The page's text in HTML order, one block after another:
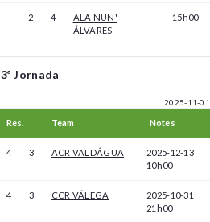
2 4
ALA NUN'
ÁLVARES
15h00
3ª Jornada
2025-11-01
Res. Team Notes
4 3 ACR VALDÁGUA
2025-12-13
10h00
4 3 CCR VÁLEGA
2025-10-31
21h00